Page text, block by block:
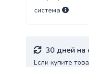
система
30 дней на
Если купите